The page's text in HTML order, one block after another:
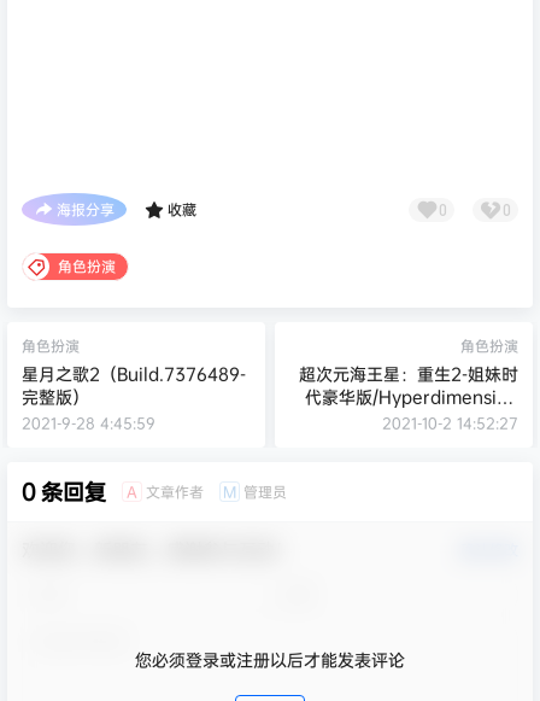
海报分享 收藏 0 0
角色扮演
角色扮演
星月之歌2（Build.7376489-
完整版）
2021-9-28 4:45:59
角色扮演
超次元海王星：重生2-姐妹时
代豪华版/Hyperdimension
Neptunia Re;Birth 2:
2021-10-2 14:52:27
0 条回复 A 文章作者 M 管理员
您必须登录或注册以后才能发表评论